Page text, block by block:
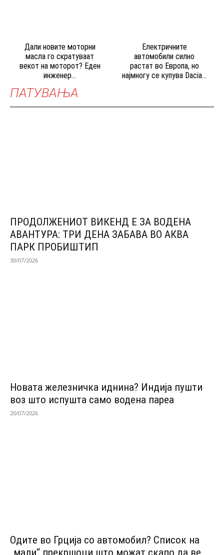
Дали новите моторни
масла го скратуваат
векот на моторот? Еден
инженер...
Електричните
автомобили силно
растат во Европа, но
најмногу се купува Dacia...
ПАТУВАЊА
ПРОДОЛЖЕНИОТ ВИКЕНД Е ЗА ВОДЕНА
АВАНТУРА: ТРИ ДЕНА ЗАБАВА ВО АКВА
ПАРК ПРОБИШТИП
30/07/2026
Новата железничка иднина? Индија пушти
воз што испушта само водена пареа
20/07/2026
Одитe во Грција со автомобил? Список на
„мали“ прекршоци што можат скапо да ве